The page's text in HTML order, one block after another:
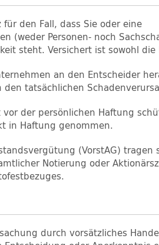
den Fall, dass Sie oder eine
(weder Personen- noch
steht. Versichert ist sowohl
an den Entscheider
tatsächlichen
der persönlichen Haftung
in Haftung genommen.
(VorstAG)
Notierung oder
durch vorsätzliches